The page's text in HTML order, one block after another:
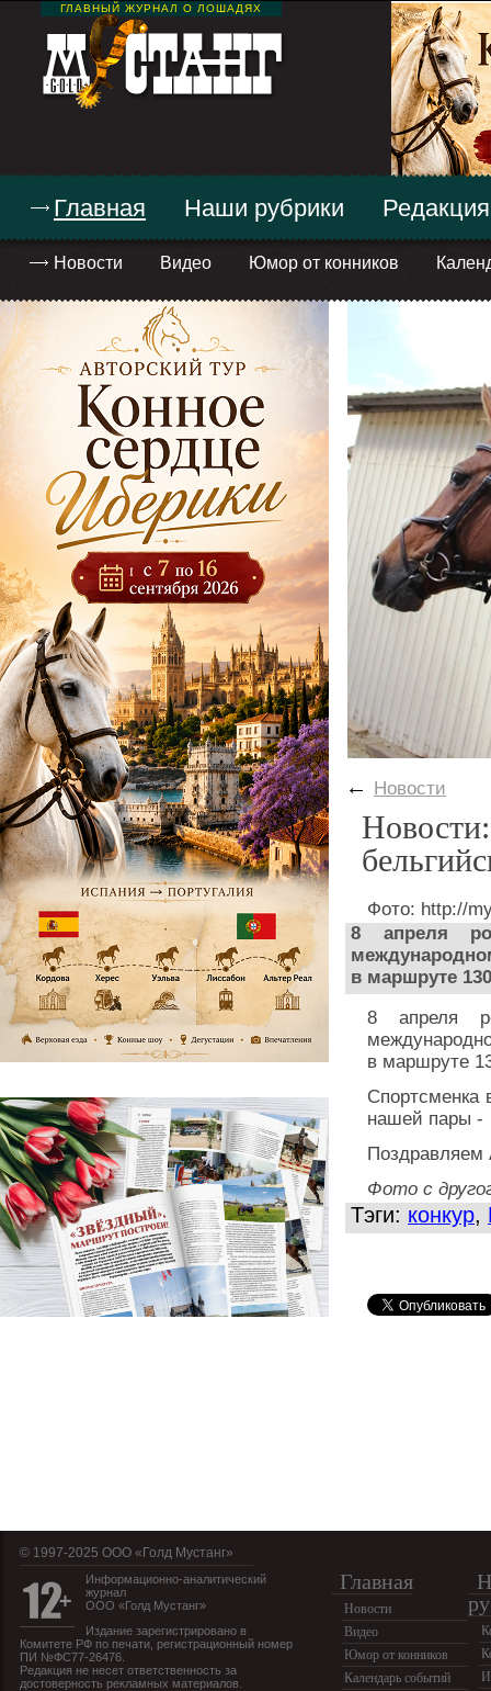
ГЛАВНЫЙ ЖУРНАЛ О ЛОШАДЯХ
Главная
Новости Видео Юмор от конников
Наши рубрики Редакция
← Новости
Фото: http://
8 апреля
в маршруте
8 апреля
в маршруте
Спортсменка
нашей пары -
Поздравляем
Фото с
Тэги: конкур,
© 1997-2025 OOO «Голд Мустанг»
Информационно-аналитический
журнал
ООО «Голд Мустанг»
Издание зарегистрировано в
Комитете РФ по печати, регистрационный номер
ПИ №ФС77-26476.
Редакция не несет ответственность за
достоверность рекламных материалов.
Главная
Новости
Видео
Юмор от конников
Календарь событий